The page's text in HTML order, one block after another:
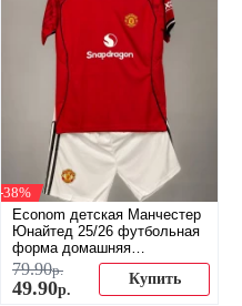
-38%
Econom детская Манчестер
Юнайтед 25/26 футбольная
форма домашняя
(распродажа)
79.90р.
49.90р.
Купить